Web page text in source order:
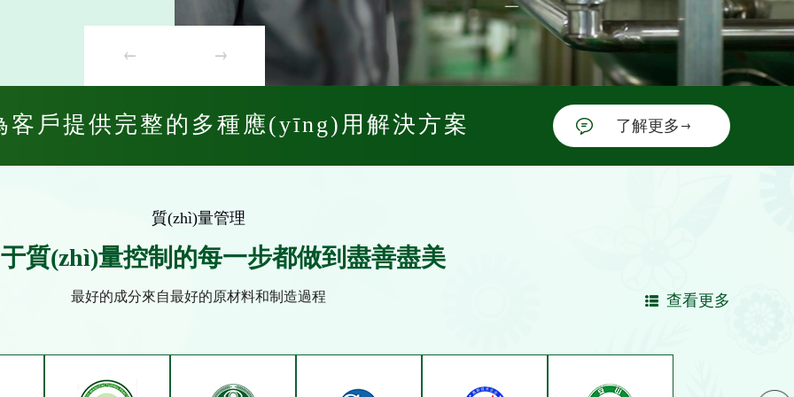
客戶提供完整的多種應(yīng)用解決方案 了解更多
質(zhì)量管理
質(zhì)量控制的每一步都做到盡善盡美
最好的成分來自最好的原材料和制造過程 查看更多